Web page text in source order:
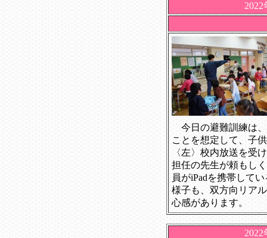
今日の避難訓練は
ことを想定して、子
〈左〉校内放送を受
担任の先生が頼もし
員がiPadを携帯して
様子も、双方向リア
心感があります。